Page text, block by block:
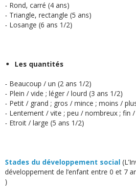
- Rond, carré (4 ans)
- Triangle, rectangle (5 ans)
- Losange (6 ans 1/2)
Les quantités
- Beaucoup / un (2 ans 1/2)
- Plein / vide ; léger / lourd (3 ans 1/2)
- Petit / grand ; gros / mince ; moins /
- Lentement / vite ; peu / nombreux ; fin
- Etroit / large (5 ans 1/2)
Stades du développement social
développement de l’enfant entre 0 et 7
)